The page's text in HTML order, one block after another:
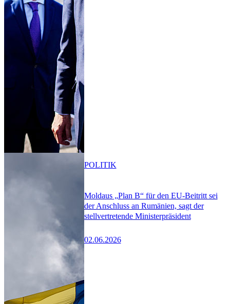
Moldaus „Plan B“ für den EU-Beitritt sei
der Anschluss an Rumänien, sagt der
stellvertretende Ministerpräsident
02.06.2026
POLITIK